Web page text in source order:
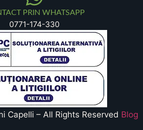
PRIN WHATSAPP
0771-174-330
Capelli – All Rights Reserved Blog